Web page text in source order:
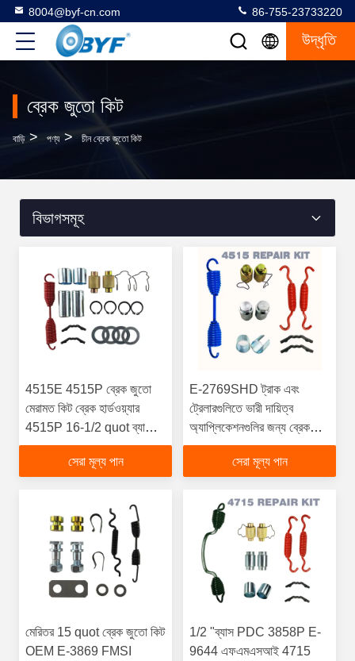
8004@byf-cn.com 86-755-23733220
উদ্ধৃতি
ব্রেক জুতো কিট
বাড়ি > পণ্য > চীন ব্রেক জুতো কিট
বিভাগসমূহ
4515E 4515P ব্রেক জুতো
মেরামত কিট ব্রেক হার্ডওয়্যার
4515P 16-1/2 quot ব্যাসার্ধ
Q এবং P ব্রেক
সেরা মূল্য পান
E-2769SHD ট্রাক এবং
ট্রেলারগুলিতে ভারী দায়িত্ব
অ্যাপ্লিকেশনগুলির জন্য ব্রেক
জুতো কিট
সেরা মূল্য পান
মেরিতর 15 quot ব্রেক জুতো কিট
OEM E-3869 FMSI
1/2 "ব্যাস PDC 3858P E-
9644 এফএমএসআই 4715